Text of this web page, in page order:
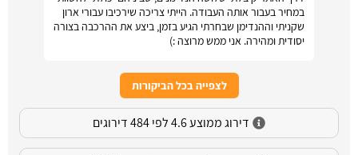
במחיר בעבור אותה העבודה. הייתי צריכה שירכיבו עבורי ארון
שקניתי וההנדימן שבחרתי הגיע בזמן, ביצע את ההרכבה בצורה
יסודית ומהירה. אני ממש מרוצה :)
לצפייה בכל הביקורות
דירוג ממוצע 4.6 לפי 484 דירוגים